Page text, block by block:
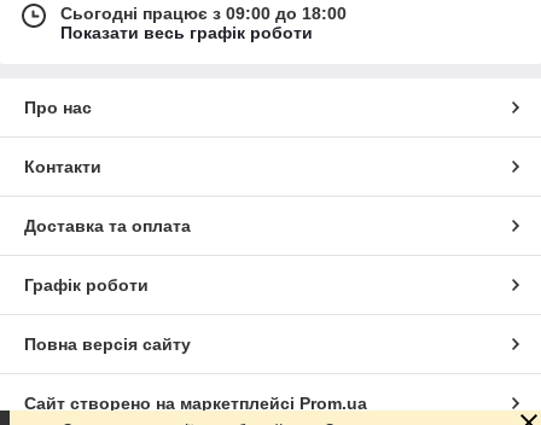
Сьогодні працює з 09:00 до 18:00
Показати весь графік роботи
Про нас
Контакти
Доставка та оплата
Графік роботи
Повна версія сайту
Сайт створено на маркетплейсі Prom.ua